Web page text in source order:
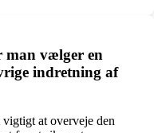
man vælger en
indretning af
at overveje den